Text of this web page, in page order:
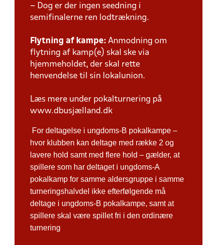
– Dog er der ingen seedning i
semifinalerne ren lodtrækning.
Flytning af kampe: Anmodning om
flytning af kamp(e) skal ske via
hjemmeholdet, der skal rette
henvendelse til sin lokalunion.
Læs mere under pokalturnering på
www.dbusjælland.dk
For deltagelse i ungdoms-B pokalkampe –
hvor klubben kan deltage med række 2 og
lavere hold samt med flere hold – gælder, at
spillere som har deltaget i ungdoms-A
pokalkamp for samme aldersgruppe i samme
turneringshalvdel ikke efterfølgende må
deltage i ungdoms-B pokalkampe, samt at
spillere skal være spillet fri i den ordinære
turnering